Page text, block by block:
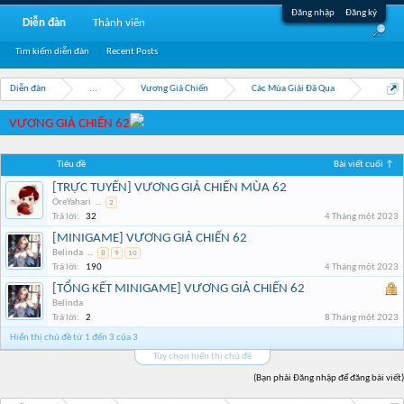
Đăng nhập Đăng ký
Diễn đàn ... Vương Giả Chiến Các Mùa Giải Đã Qua
VƯƠNG GIẢ CHIẾN 62
Tiêu đề Bài viết cuối ↑
[TRỰC TUYẾN] VƯƠNG GIẢ CHIẾN MÙA 62
OreYahari ... 2
Trả lời: 32 4 Tháng một 2023
[MINIGAME] VƯƠNG GIẢ CHIẾN 62
Belinda ... 8 9 10
Trả lời: 190 4 Tháng một 2023
[TỔNG KẾT MINIGAME] VƯƠNG GIẢ CHIẾN 62
Belinda
Trả lời:
2
8 Tháng một 2023
Hiển thị chủ đề từ 1 đến 3 của 3
Tùy chọn hiển thị chủ đề
(Bạn phải Đăng nhập để đăng bài viết)
Diễn đàn
Tìm kiếm diễn đàn Recent Posts
Thành viên